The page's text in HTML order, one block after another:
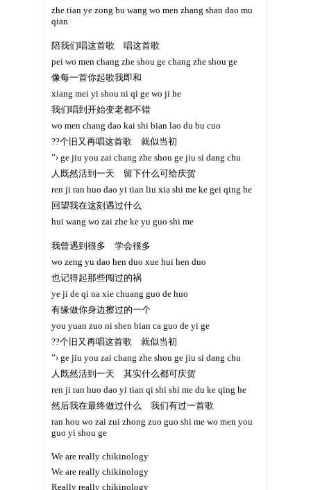
zhe tian ye zong bu wang wo men zhang shan dao mu
qian
陪我们唱这首歌 唱这首歌
pei wo men chang zhe shou ge chang zhe shou ge
像每一首你起歌我即和
xiang mei yi shou ni qi ge wo ji he
我们唱到开始变老都不错
wo men chang dao kai shi bian lao du bu cuo
??个旧又再唱这首歌 就似当初
”› ge jiu you zai chang zhe shou ge jiu si dang chu
人既然活到一天 留下什么可给庆贺
ren ji ran huo dao yi tian liu xia shi me ke gei qing he
回望我在这刻遇过什么
hui wang wo zai zhe ke yu guo shi me
我曾遇到很多 学会很多
wo zeng yu dao hen duo xue hui hen duo
也记得起那些闯过的祸
ye ji de qi na xie chuang guo de huo
有缘做你身边擦过的一个
you yuan zuo ni shen bian ca guo de yi ge
??个旧又再唱这首歌 就似当初
”› ge jiu you zai chang zhe shou ge jiu si dang chu
人既然活到一天 其实什么都可庆贺
ren ji ran huo dao yi tian qi shi shi me du ke qing he
然后我在最终做过什么 我们有过一首歌
ran hou wo zai zui zhong zuo guo shi me wo men you
guo yi shou ge
We are really chikinology
We are really chikinology
Really really chikinology